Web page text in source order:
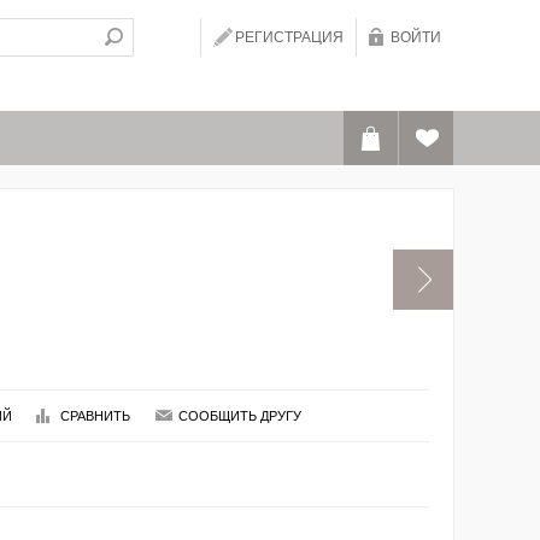
РЕГИСТРАЦИЯ ВОЙТИ
СРАВНИТЬ СООБЩИТЬ ДРУГУ